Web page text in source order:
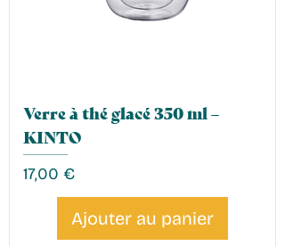
Verre à thé glacé 350 ml –
KINTO
Prix
17,00 €
Ajouter au panier